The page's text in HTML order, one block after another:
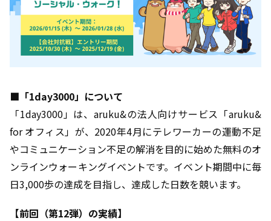
■「1day3000」について
「1day3000」は、aruku&の法人向けサービス「aruku&
for オフィス」が、2020年4月にテレワーカーの運動不足
やコミュニケーション不足の解消を目的に始めた無料のオ
ンラインウォーキングイベントです。イベント期間中に毎
日3,000歩の達成を目指し、達成した日数を競います。
【前回（第12弾）の実績】